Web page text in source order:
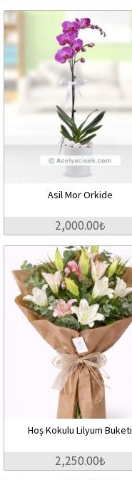
Asil Mor Orkide
2,000.00₺
Hoş Kokulu Lilyum Buketi
2,250.00₺